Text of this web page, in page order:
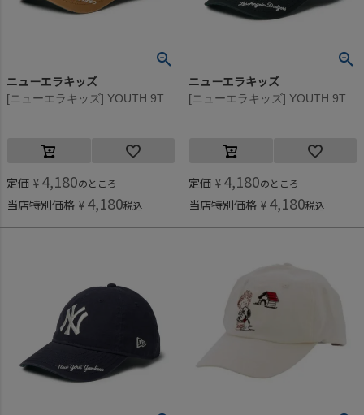
ニューエラキッズ
定価 ¥ 4,180のところ
当店特別価格 ¥ 4,180税込
ニューエラキッズ
定価 ¥ 4,180のところ
当店特別価格 ¥ 4,180税込